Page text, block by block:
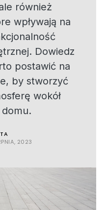
również
wpływają na
Dowiedz
postawić na
by stworzyć
wokół
2023